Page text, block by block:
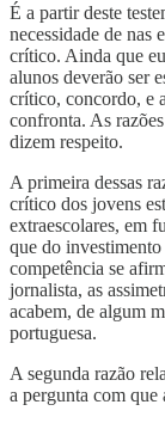
É a partir deste
necessidade de nas
crítico. Ainda que
alunos deverão ser
crítico, concordo, e
confronta. As
dizem respeito.
A primeira dessas
crítico dos jovens
extraescolares, em
que do investimento
competência se
jornalista, as
acabem, de algum
portuguesa.
A segunda razão
a pergunta com